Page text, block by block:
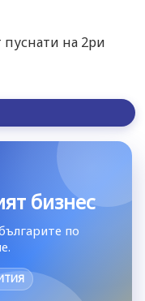
на 2ри
бизнес
по